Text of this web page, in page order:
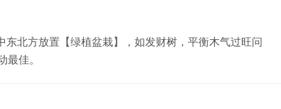
北方放置【绿植盆栽】，如发财树，平衡木气过旺问
最佳。